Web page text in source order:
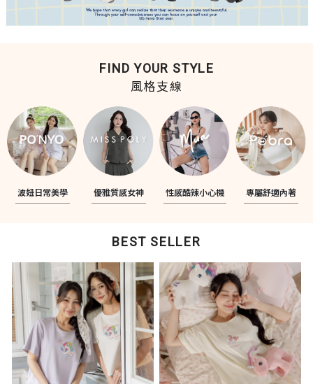
FIND YOUR STYLE
風格支線
波妞日常美學 優雅質感女神 性感酷辣小心機 專屬舒適內著
BEST SELLER